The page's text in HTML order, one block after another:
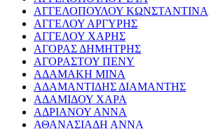
ΑΓΓΕΛΟΠΟΥΛΟΥ ΚΩΝΣΤΑΝΤΙΝΑ
ΑΓΓΕΛΟΥ ΑΡΓΥΡΗΣ
ΑΓΓΕΛΟΥ ΧΑΡΗΣ
ΑΓΟΡΑΣ ΔΗΜΗΤΡΗΣ
ΑΓΟΡΑΣΤΟΥ ΠΕΝΥ
ΑΔΑΜΑΚΗ ΜΙΝΑ
ΑΔΑΜΑΝΤΙΔΗΣ ΔΙΑΜΑΝΤΗΣ
ΑΔΑΜΙΔΟΥ ΧΑΡΑ
ΑΔΡΙΑΝΟΥ ΑΝΝΑ
ΑΘΑΝΑΣΙΑΔΗ ΑΝΝΑ